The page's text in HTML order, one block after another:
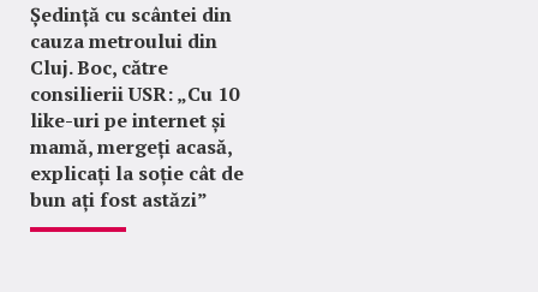
Ședință cu scântei din
cauza metroului din
Cluj. Boc, către
consilierii USR: „Cu 10
like-uri pe internet și
mamă, mergeți acasă,
explicați la soție cât de
bun ați fost astăzi”